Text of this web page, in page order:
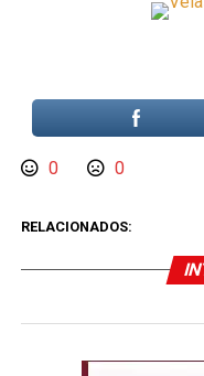
0 0
RELACIONADOS: